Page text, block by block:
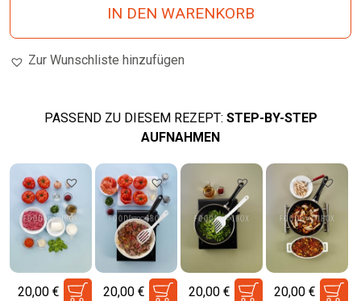
IN DEN WARENKORB
Zur Wunschliste hinzufügen
PASSEND ZU DIESEM REZEPT: STEP-BY-STEP
AUFNAHMEN
20,00 € 20,00 € 20,00 € 20,00 €